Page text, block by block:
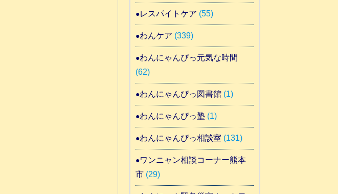
レスパイトケア (55)
わんケア (339)
わんにゃんぴっ元気な時間
(62)
わんにゃんぴっ図書館(1)
わんにゃんぴっ塾(1)
わんにゃんぴっ相談室 (131)
ワンニャン相談コーナー熊本
市(29)